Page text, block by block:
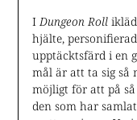
I Dungeon Roll
hjälte,
upptäcktsfärd i en
mål är att ta sig så
möjligt för att på så
den som har